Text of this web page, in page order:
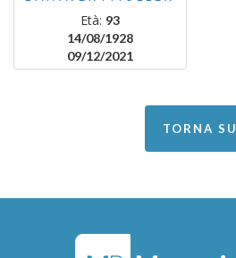
Età: 93
14/08/1928
09/12/2021
TORNA SU